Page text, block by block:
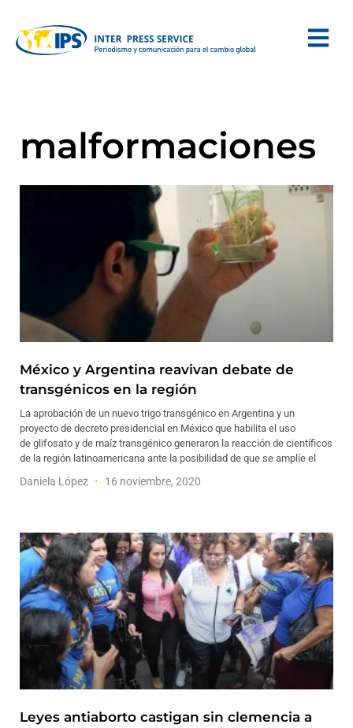
malformaciones
México y Argentina reavivan debate de
transgénicos en la región
La aprobación de un nuevo trigo transgénico en Argentina y un
proyecto de decreto presidencial en México que habilita el uso
de glifosato y de maíz transgénico generaron la reacción de científicos
de la región latinoamericana ante la posibilidad de que se amplíe el
Daniela López 16 noviembre, 2020
Leyes antiaborto castigan sin clemencia a